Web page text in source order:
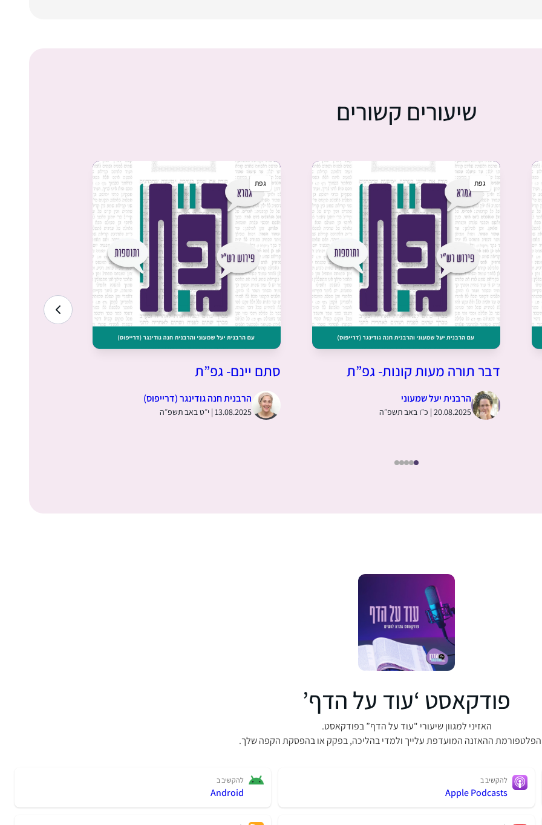
שיעורים קשורים
גפת
דבר תורה מעות קונות- גפ”ת
הרבנית יעל שמעוני
20.08.2025 | כ״ו באב תשפ״ה
גפת
סתם יינם- גפ”ת
הרבנית חנה גודינגר (דרייפוס)
13.08.2025 | י״ט באב תשפ״ה
פודקאסט ‘עוד על הדף’
האזיני למגוון שיעורי "עוד על הדף” בפודקאסט.
ההאזנה המועדפת עלייך ולמדי בהליכה, בפקק או בהפסקת הקפה שלך.
להקשיב ב
Apple Podcasts
להקשיב ב
Android